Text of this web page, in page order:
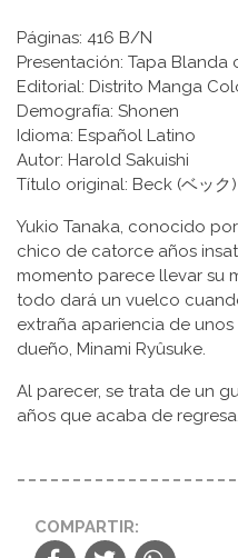
Páginas: 416 B/N
Presentación: Tapa
Editorial: Distrito Manga
Demografía: Shonen
Idioma: Español Latino
Autor: Harold Sakuishi
Título original: Beck (ベック)
Yukio Tanaka, conocido
chico de catorce años
momento parece llevar su
todo dará un vuelco
extraña apariencia de
dueño, Minami Ryûsuke.
Al parecer, se trata de un
años que acaba de regresa...
COMPARTIR: